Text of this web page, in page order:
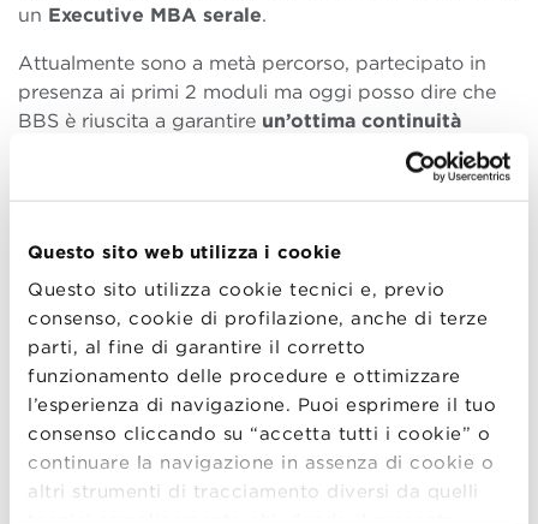
Questo sito web utilizza i cookie
Questo sito utilizza cookie tecnici e, previo
consenso, cookie di profilazione, anche di terze
parti, al fine di garantire il corretto
funzionamento delle procedure e ottimizzare
l’esperienza di navigazione. Puoi esprimere il tuo
consenso cliccando su “accetta tutti i cookie” o
continuare la navigazione in assenza di cookie o
altri strumenti di tracciamento diversi da quelli
un Executive MBA serale.
Attualmente sono a metà percorso, partecipato in
presenza ai primi 2 moduli ma oggi posso dire che
BBS è riuscita a garantire un’ottima continuità
anche quando la presenza non è più stata
consentita e tutta la didattica si è spostata online.
colleghi , tutti con profili di alto livello, è utile e
arricchente anche da remoto, oltre che motivo di
apprendimento continuo e di scambi di vedute, che
ritengo indispensabili per la nostra crescita
professionale e umana in questo percorso.
Inoltre, trovo utilissimal’interazione tra gruppi
(team) che ogni modulo mette a disposizione dei
partecipanti, così come gli eventiche BBS organizza
regolarmente sia all’interno sia all’esterno della